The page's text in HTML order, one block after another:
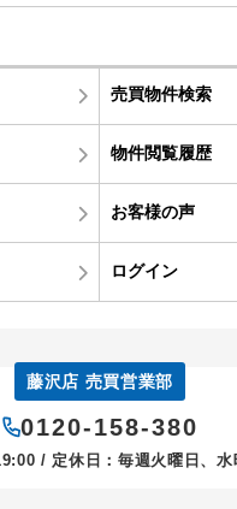
売買物件検索
物件閲覧履歴
お客様の声
ログイン
藤沢店 売買営業部
0120-158-380
/ 定休日：毎週火曜日、水